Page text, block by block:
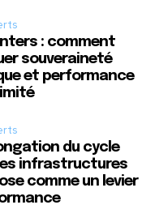
: comment
souveraineté
et performance
du cycle
infrastructures
comme un levier